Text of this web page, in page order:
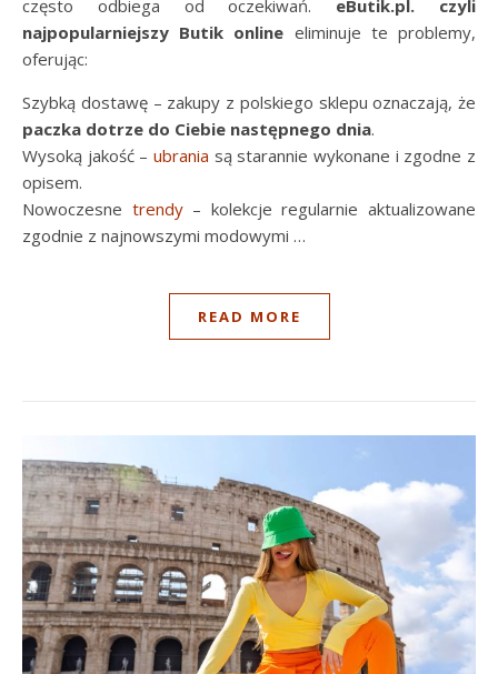
często odbiega od oczekiwań. eButik.pl. czyli
najpopularniejszy Butik online eliminuje te problemy,
oferując:
Szybką dostawę – zakupy z polskiego sklepu oznaczają, że
paczka dotrze do Ciebie następnego dnia.
Wysoką jakość – ubrania są starannie wykonane i zgodne z
opisem.
Nowoczesne trendy– kolekcje regularnie aktualizowane
zgodnie z najnowszymi modowymi …
READ MORE